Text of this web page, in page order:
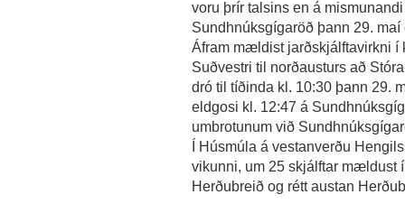
voru þrír talsins en á
Sundhnúksgígaröð þann 29.
Áfram mældist jarðskjálftavirkni í
Suðvestri til norðausturs að
dró til tíðinda kl. 10:30 þann 29.
eldgosi kl. 12:47 á
umbrotunum við
Í Húsmúla á vestanverðu
vikunni, um 25 skjálftar mældust
Herðubreið og rétt austan